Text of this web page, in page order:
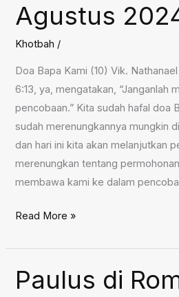
2024
Agustus
Khotbah /
Doa Bapa Kami (10) Vik.
6:13, ya, mengatakan, “Janganlah
pencobaan.” Kita sudah hafal doa
sudah merenungkannya mungkin
dan hari ini kita akan melanjutkan
merenungkan tentang
membawa kami ke dalam
Doa
Kami
(10),
11
Read More »
Paulus di